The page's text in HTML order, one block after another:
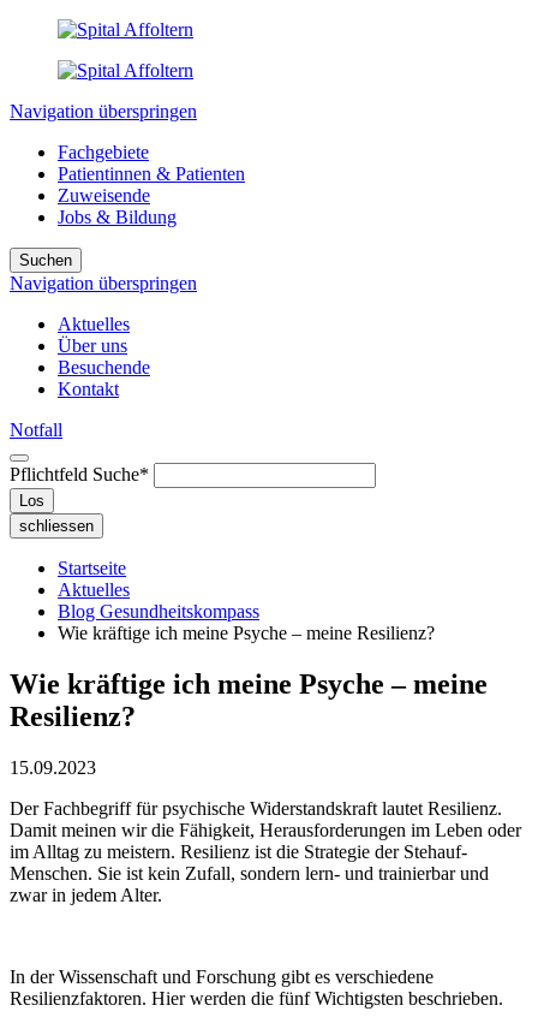
Navigation überspringen
Fachgebiete
Patientinnen & Patienten
Zuweisende
Jobs & Bildung
Suchen
Navigation überspringen
Aktuelles
Über uns
Besuchende
Kontakt
Notfall
Pflichtfeld Suche*
Los
schliessen
Startseite
Aktuelles
Blog Gesundheitskompass
Wie kräftige ich meine Psyche – meine Resilienz?
Wie kräftige ich meine Psyche – meine
Resilienz?
15.09.2023
Der Fachbegriff für psychische Widerstandskraft lautet Resilienz.
Damit meinen wir die Fähigkeit, Herausforderungen im Leben oder
im Alltag zu meistern. Resilienz ist die Strategie der Stehauf-
Menschen. Sie ist kein Zufall, sondern lern- und trainierbar und
zwar in jedem Alter.
In der Wissenschaft und Forschung gibt es verschiedene
Resilienzfaktoren. Hier werden die fünf Wichtigsten beschrieben.